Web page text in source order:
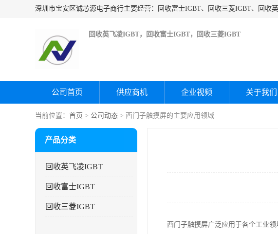
回收英飞凌IGBT，回收富士IGBT，回收三菱IGBT
公司首页 供应商机 企业视频 关于我们
当前位置： 首页 > 公司动态 > 西门子触摸屏的主要应用领域
产品分类
回收英飞凌IGBT
回收富士IGBT
回收三菱IGBT
西门子触摸屏广泛应用于各个工业